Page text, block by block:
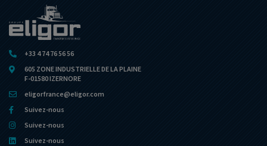
+33 4 74 76 56 56
605 ZONE INDUSTRIELLE DE LA PLAINE
F-01580 IZERNORE
eligorfrance@eligor.com
Suivez-nous
Suivez-nous
Suivez-nous